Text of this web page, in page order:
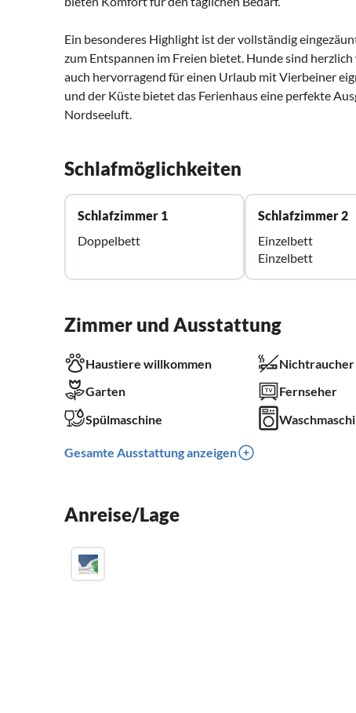
Ein besonderes Highlight ist der vollständig
zum Entspannen im Freien bietet. Hunde sind
auch hervorragend für einen Urlaub mit Vierbeiner
und der Küste bietet das Ferienhaus eine perfekte
Nordseeluft.
Schlafmöglichkeiten
Schlafzimmer 1
Doppelbett
Schlafzimmer 2
Einzelbett
Einzelbett
Zimmer und Ausstattung
Haustiere willkommen Nichtraucher
Garten
Fernseher
Spülmaschine
Gesamte Ausstattung anzeigen
Anreise/Lage